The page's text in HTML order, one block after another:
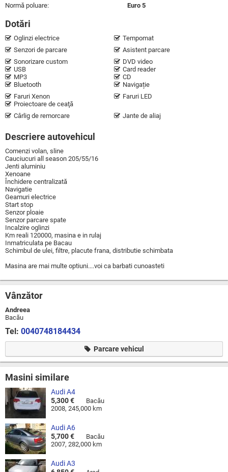
Normă poluare:
Euro 5
Dotări
Oglinzi electrice
Tempomat
Senzori de parcare
Asistent parcare
Sonorizare custom
DVD video
USB
Card reader
MP3
CD
Bluetooth
Navigație
Faruri Xenon
Faruri LED
Proiectoare de ceaţă
Cârlig de remorcare
Jante de aliaj
Descriere autovehicul
Comenzi volan, sline
Cauciucuri all season 205/55/16
Jenti aluminiu
Xenoane
Închidere centralizată
Navigatie
Geamuri electrice
Start stop
Senzor ploaie
Senzor parcare spate
Incalzire oglinzi
Km reali 120000, masina e in rulaj
Inmatriculata pe Bacau
Schimbul de ulei, filtre, placute frana, distributie schimbata
Masina are mai multe optiuni....voi ca barbati cunoasteti
Vânzător
Andreea
Bacău
Tel: 0040748184434
Parcare vehicul
Masini similare
Audi A4
5,300 €
Bacău
2008, 245,000 km
Audi A6
5,700 €
Bacău
2007, 282,000 km
Audi A3